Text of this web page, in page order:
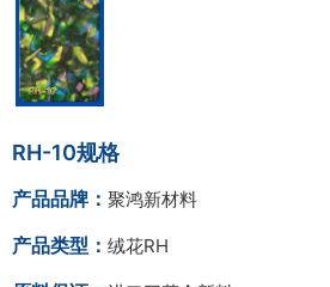
RH-10规格
产品品牌： 聚鸿新材料
产品类型： 绒花RH